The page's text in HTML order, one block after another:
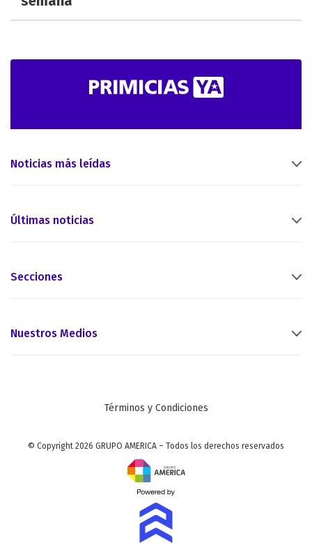
Noticias más leídas
Últimas noticias
Secciones
Nuestros Medios
Términos y Condiciones
© Copyright 2026 GRUPO AMERICA – Todos los derechos reservados